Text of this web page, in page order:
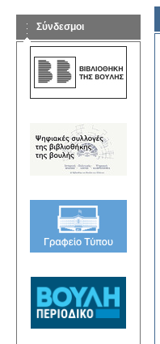
Σύνδεσμοι